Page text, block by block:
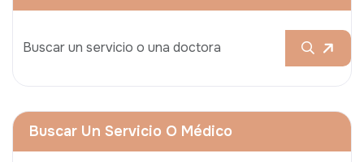
Buscar Un Servicio O Médico